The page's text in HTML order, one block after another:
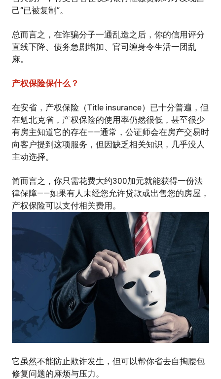
己“已被复制”。
总而言之，在诈骗分子一通乱造之后，你的信用评分
直线下降、债务急剧增加、官司缠身令生活一团乱
麻。
产权保险保什么？
在安省，产权保险（Title insurance）已十分普遍，但
在魁北克省，产权保险的使用率仍然很低，甚至很少
有房主知道它的存在——通常，公证师会在房产交易时
向客户提到这项服务，但因缺乏相关知识，几乎没人
主动选择。
简而言之，你只需花费大约300加元就能获得一份法
律保障——如果有人未经您允许贷款或出售您的房屋，
产权保险可以支付相关费用。
它虽然不能防止欺诈发生，但可以帮你省去自掏腰包
修复问题的麻烦与压力。